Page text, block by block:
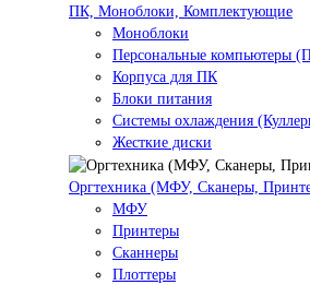
ПК, Моноблоки, Комплектующие
Моноблоки
Персональные компьютеры
Корпуса для ПК
Блоки питания
Системы охлаждения
Жесткие диски
Оргтехника (МФУ, Сканеры,
МФУ
Принтеры
Сканнеры
Плоттеры